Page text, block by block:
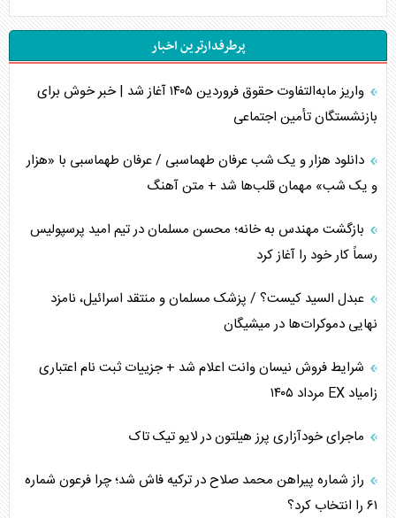
تحلیل جامع پدیده تراستی‌ها
تأثیر جنگ ایران و آمریکا بر اقتصاد جهانی
اربعین، کابوس مشترک تل‌آویو-واشنگتن
برنامه هفتم توسعه در نقطه کور سیاستگذاری
کنوانسیون دریای خزر در راستای منافع ملی است؟
اوکراین بازوی مخرب آمریکا در غرب آسیا
اهمیت راهبردی اردن برای آمریکا
پیام، ظرفیت بالفعل‌نشده تجارت ایران
همسویی عربستان با سنتکام علیه متحدان ایران
ترامپ و توهم خلع سلاح حماس
پرطرفدارترین اخبار
واریز مابه‌التفاوت حقوق فروردین ۱۴۰۵ آغاز شد | خبر خوش برای
بازنشستگان تأمین اجتماعی
دانلود هزار و یک شب عرفان طهماسبی / عرفان طهماسبی با «هزار
و یک شب» مهمان قلب‌ها شد + متن آهنگ
بازگشت مهندس به خانه؛ محسن مسلمان در تیم امید پرسپولیس
رسماً کار خود را آغاز کرد
عبدل السید کیست؟ / پزشک مسلمان و منتقد اسرائیل، نامزد
نهایی دموکرات‌ها در میشیگان
شرایط فروش نیسان وانت اعلام شد + جزییات ثبت نام اعتباری
زامیاد EX مرداد ۱۴۰۵
ماجرای خودآزاری پرز هیلتون در لایو تیک تاک
راز شماره پیراهن محمد صلاح در ترکیه فاش شد؛ چرا فرعون شماره
۶۱ را انتخاب کرد؟